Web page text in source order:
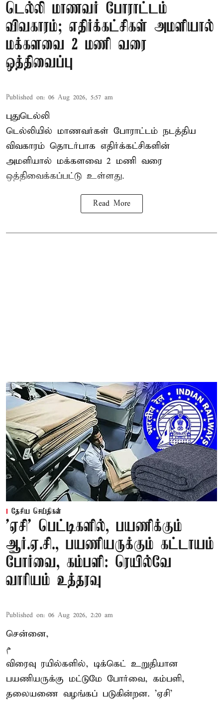
டெல்லி மாணவர் போராட்டம்
விவகாரம்; எதிர்க்கட்சிகள் அமளியால்
மக்களவை 2 மணி வரை
ஒத்திவைப்பு
Published on: 06 Aug 2026, 5:57 am
புதுடெல்லி
டெல்லியில் மாணவர்கள் போராட்டம் நடத்திய
விவகாரம் தொடர்பாக எதிர்க்கட்சிகளின்
அமளியால் மக்களவை 2 மணி வரை
ஒத்திவைக்கப்பட்டு உள்ளது.
Read More
தேசிய செய்திகள்
'ஏசி' பெட்டிகளில், பயணிக்கும்
ஆர்.ஏ.சி., பயணியருக்கும் கட்டாயம்
போர்வை, கம்பளி: ரெயில்வே
வாரியம் உத்தரவு
Published on: 06 Aug 2026, 2:20 am
சென்னை,
م
விரைவு ரயில்களில், டிக்கெட் உறுதியான
பயணியருக்கு மட்டுமே போர்வை, கம்பளி,
தலையணை வழங்கப் படுகின்றன. 'ஏசி'